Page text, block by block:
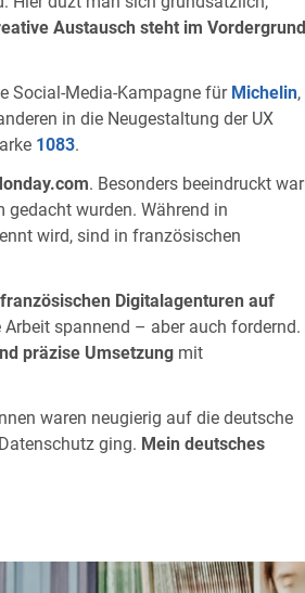
Austausch steht im Vordergrund
Social-Media-Kampagne für Michelin,
in die Neugestaltung der UX
1083.
. Besonders beeindruckt war
wurden. Während in
wird, sind in französischen
Digitalagenturen auf
spannend – aber auch fordernd.
präzise Umsetzung mit
waren neugierig auf die deutsche
ging. Mein deutsches